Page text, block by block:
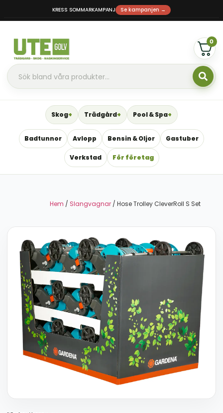
KRESS SOMMARKAMPANJ Se kampanjen →
0
Skog Trädgård Pool & Spa
Badtunnor Avlopp Bensin & Oljor Gastuber
Verkstad För företag
Hem / Slangvagnar / Hose Trolley CleverRoll S Set